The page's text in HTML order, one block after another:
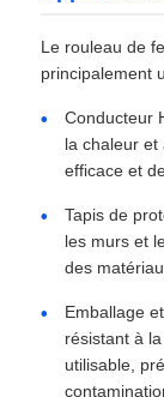
Nid d'abeilles
Miroir en
Le rouleau de
principalement
Conducteur
la chaleur
efficace et
Tapis de
les murs et
des
Emballage
résistant à
utilisable,